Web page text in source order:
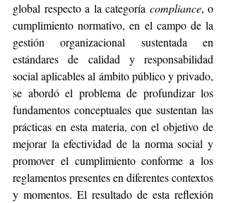
global respecto a la categoría compliance, o
cumplimiento normativo, en el campo de la
gestión organizacional sustentada en
estándares de calidad y responsabilidad
social aplicables al ámbito público y privado,
se abordó el problema de profundizar los
fundamentos conceptuales que sustentan las
prácticas en esta materia, con el objetivo de
mejorar la efectividad de la norma social y
promover el cumplimiento conforme a los
reglamentos presentes en diferentes contextos
y momentos. El resultado de esta reflexión